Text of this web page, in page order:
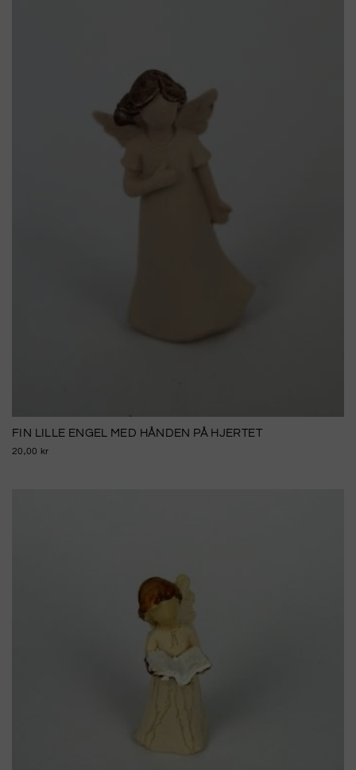
FIN LILLE ENGEL MED HÅNDEN PÅ HJERTET
20,00 kr